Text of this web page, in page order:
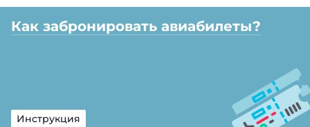
Как забронировать авиабилеты?
Инструкция